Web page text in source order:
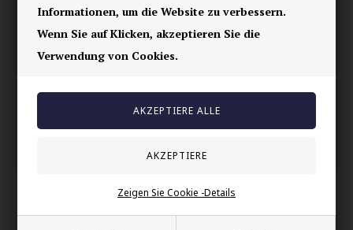
Informationen, um die Website zu verbessern.
Wenn Sie auf Klicken, akzeptieren Sie die
Verwendung von Cookies.
Zeigen Sie Cookie -Details
Ihre Sicherheit
Vorrätig
100% nikkelfrei schmuck
Lieferung 2-4 Tage
Andere auch gekauft